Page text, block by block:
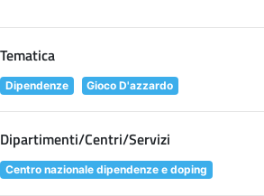
Tematica
Dipendenze Gioco D'azzardo
Dipartimenti/Centri/Servizi
Centro nazionale dipendenze e doping